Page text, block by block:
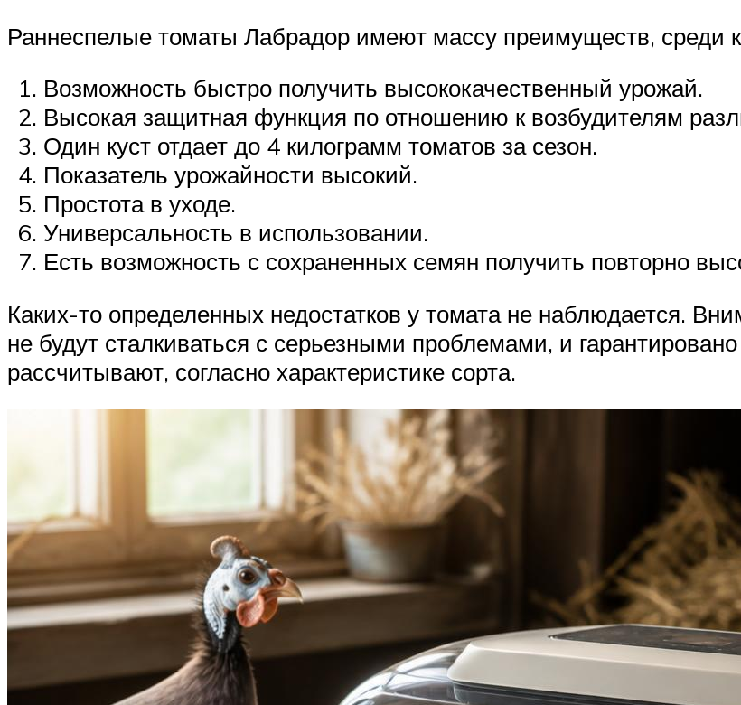
Раннеспелые томаты Лабрадор имеют массу преимуществ, среди
Возможность быстро получить высококачественный урожай.
Высокая защитная функция по отношению к возбудителям
Один куст отдает до 4 килограмм томатов за сезон.
Показатель урожайности высокий.
Простота в уходе.
Универсальность в использовании.
Есть возможность с сохраненных семян получить повторно
Каких-то определенных недостатков у томата не наблюдается.
не будут сталкиваться с серьезными проблемами, и
рассчитывают, согласно характеристике сорта.